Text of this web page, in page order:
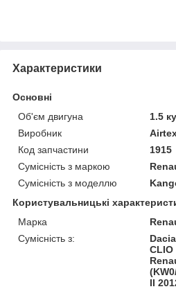
Характеристики
Основні
Об'єм двигуна
1.5
Виробник
Код запчастини
1915
Сумісність з маркою
Сумісність з моделлю
Користувальницькі
Марка
Сумісність з:
CLIO
II